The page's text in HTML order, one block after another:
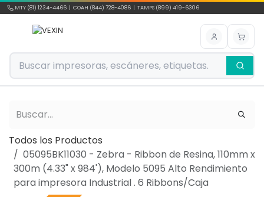
Ir al contenido
MTY (81) 1234-4466 | COAH (844) 728-4086 | TAMPS (899) 419-6306
Todos los Productos
05095BK11030 - Zebra - Ribbon de Resina, 110mm x
300m (4.33" x 984'), Modelo 5095 Alto Rendimiento
para impresora Industrial . 6 Ribbons/Caja